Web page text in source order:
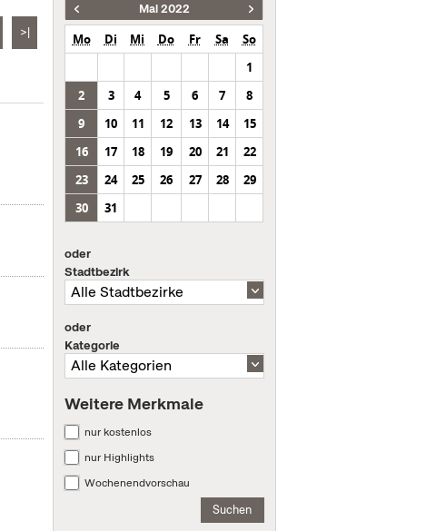
>|
Mai 2022
Mo Di Mi Do Fr Sa
So
1
2
3 4 5 6 7
8
9
10 11 12 13 14
15
16
17 18 19 20 21
22
23
24 25 26 27 28
29
30
31
oder
Stadtbezirk
oder
Kategorie
Weitere Merkmale
nur kostenlos
nur Highlights
Wochenendvorschau
Suchen